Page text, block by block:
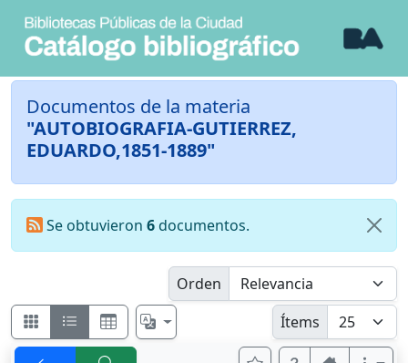
Documentos de la materia
"AUTOBIOGRAFIA-GUTIERREZ,
EDUARDO,1851-1889"
Se obtuvieron 6documentos.
Orden
Ítems